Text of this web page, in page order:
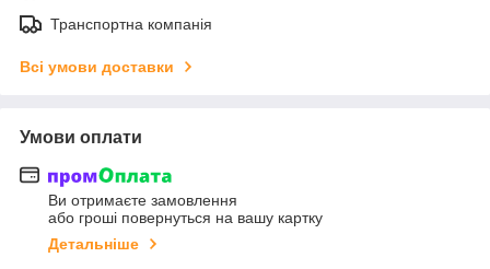
Транспортна компанія
Всі умови доставки
Умови оплати
Ви отримаєте замовлення
або гроші повернуться на вашу картку
Детальніше